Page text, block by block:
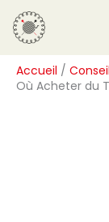
Aller
au
contenu
Accueil
Où Acheter du
R
e
c
h